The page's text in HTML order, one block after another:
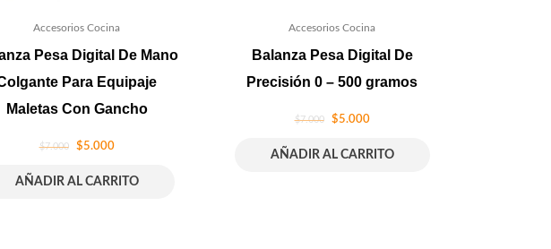
Accesorios Cocina
Pesa Digital De Mano
Para Equipaje
Maletas Con Gancho
$7.000 $5.000
AÑADIR AL CARRITO
Accesorios Cocina
Balanza Pesa Digital De
Precisión 0 – 500 gramos
$7.000 $5.000
AÑADIR AL CARRITO